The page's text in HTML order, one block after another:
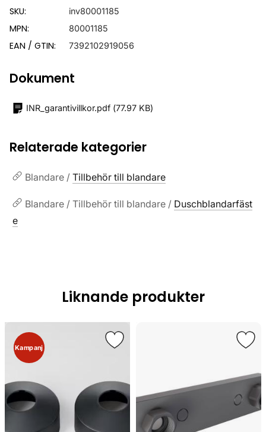
SKU: inv80001185
MPN: 80001185
EAN / GTIN: 7392102919056
Dokument
INR_garantivillkor.pdf (77.97 KB)
Relaterade kategorier
Blandare / Tillbehör till blandare
Blandare / Tillbehör till blandare / Duschblandarfäst
e
Liknande produkter
Kampanj